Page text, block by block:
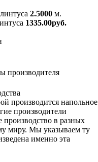
2.5000 м.
1335.00руб.
производителя
производится напольное
производители
производство в разных
миру. Мы указываем ту
именно эта